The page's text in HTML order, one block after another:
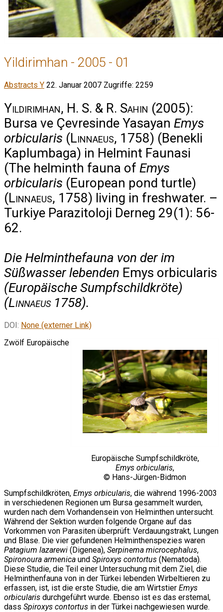
Yildirimhan - 2005 - 01
Abstracts Y 22. Januar 2007 Zugriffe: 2259
Yildirimhan, H. S. & R. Sahin (2005):
Bursa ve Çevresinde Yasayan Emys
orbicularis (Linnaeus, 1758) (Benekli
Kaplumbaga) in Helmint Faunasi
(The helminth fauna of Emys
orbicularis (European pond turtle)
(Linnaeus, 1758) living in freshwater. –
Turkiye Parazitoloji Derneg 29(1): 56-
62.
Die Helminthefauna von der im
Süßwasser lebenden Emys orbicularis
(Europäische Sumpfschildkröte)
(Linnaeus1758).
DOI: None (externer Link)
Europäische Sumpfschildkröte,
Emys orbicularis,
© Hans-Jürgen-Bidmon
Zwölf Europäische
Sumpfschildkröten, Emys orbicularis, die während 1996-2003
in verschiedenen Regionen um Bursa gesammelt wurden,
wurden nach dem Vorhandensein von Helminthen untersucht.
Während der Sektion wurden folgende Organe auf das
Vorkommen von Parasiten überprüft: Verdauungstrakt, Lungen
und Blase. Die vier gefundenen Helminthenspezies waren
Patagium lazarewi (Digenea), Serpinema microcephalus,
Spironoura armenica und Spiroxys contortus (Nematoda).
Diese Studie, die Teil einer Untersuchung mit dem Ziel, die
Helminthenfauna von in der Türkei lebenden Wirbeltieren zu
erfassen, ist, ist die erste Studie, die am Wirtstier Emys
orbicularis durchgeführt wurde. Ebenso ist es das erstemal,
dass Spiroxys contortus in der Türkei nachgewiesen wurde.